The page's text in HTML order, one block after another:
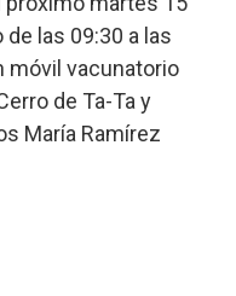
las 09:30 a las
móvil vacunatorio
de Ta-Ta y
María Ramírez